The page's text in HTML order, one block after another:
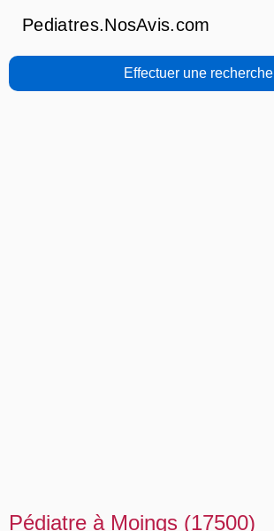
Pediatres.NosAvis.com
Effectuer une recherche
Pédiatre à Moings (17500)